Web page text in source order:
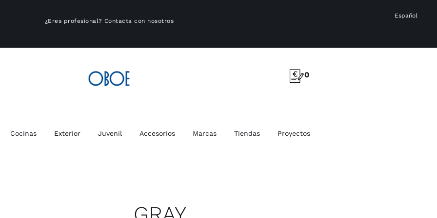
¿Eres profesional? Contacta con nosotros
Español
0
Cocinas Exterior Juvenil Accesorios Marcas Tiendas Proyectos